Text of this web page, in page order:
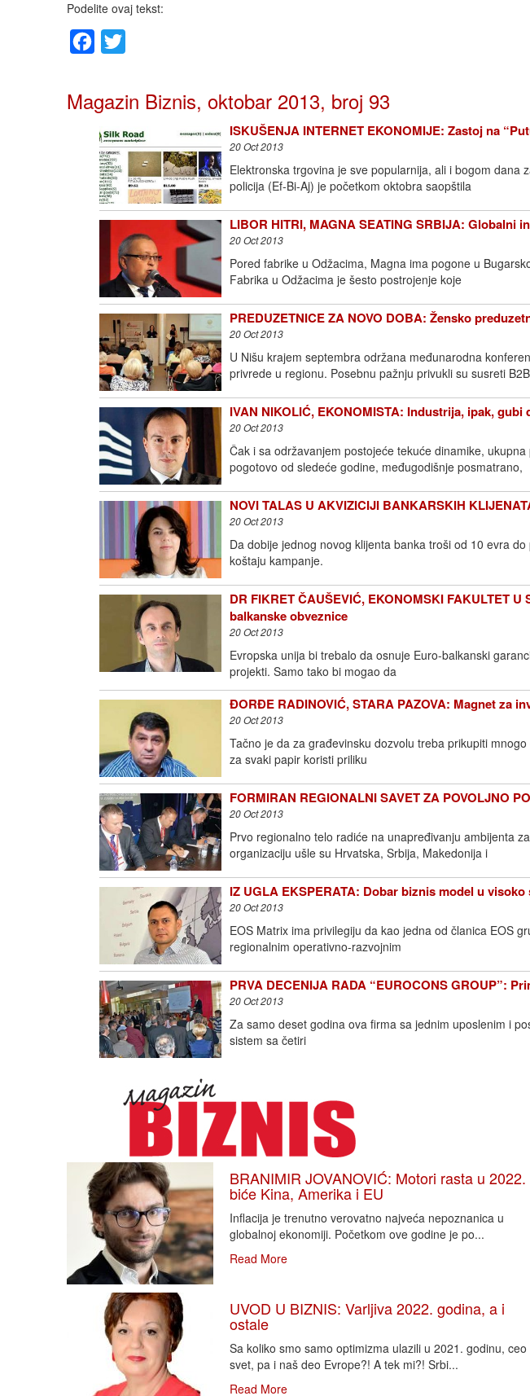
Podelite ovaj tekst:
Facebook
Magazin Biznis, oktobar 2013, broj 93
ISKUŠENJA INTERNET EKONOMIJE: Zastoj na
20 Oct 2013
Elektronska trgovina je sve popularnija, ali i bogom dana
policija (Ef-Bi-Aj) je početkom oktobra saopštila
LIBOR HITRI, MAGNA SEATING SRBIJA: Globalni
20 Oct 2013
Pored fabrike u Odžacima, Magna ima pogone u
Fabrika u Odžacima je šesto postrojenje koje
PREDUZETNICE ZA NOVO DOBA: Žensko
20 Oct 2013
U Nišu krajem septembra održana međunarodna
privrede u regionu. Posebnu pažnju privukli su susreti
IVAN NIKOLIĆ, EKONOMISTA: Industrija, ipak, gubi
20 Oct 2013
Čak i sa održavanjem postojeće tekuće dinamike,
pogotovo od sledeće godine, međugodišnje posmatrano,
NOVI TALAS U AKVIZICIJI BANKARSKIH
20 Oct 2013
Da dobije jednog novog klijenta banka troši od 10 evra
koštaju kampanje.
DR FIKRET ČAUŠEVIĆ, EKONOMSKI FAKULTET
balkanske obveznice
20 Oct 2013
Evropska unija bi trebalo da osnuje Euro-balkanski
projekti. Samo tako bi mogao da
ĐORĐE RADINOVIĆ, STARA PAZOVA: Magnet za
20 Oct 2013
Tačno je da za građevinsku dozvolu treba prikupiti
za svaki papir koristi priliku
FORMIRAN REGIONALNI SAVET ZA POVOLJNO
20 Oct 2013
Prvo regionalno telo radiće na unapređivanju ambijenta
organizaciju ušle su Hrvatska, Srbija, Makedonija i
IZ UGLA EKSPERATA: Dobar biznis model u
20 Oct 2013
EOS Matrix ima privilegiju da kao jedna od članica EOS
regionalnim operativno-razvojnim
PRVA DECENIJA RADA “EUROCONS GROUP”:
20 Oct 2013
Za samo deset godina ova firma sa jednim uposlenim i
sistem sa četiri
BRANIMIR JOVANOVIĆ: Motori rasta u 2022.
biće Kina, Amerika i EU
Inflacija je trenutno verovatno najveća nepoznanica u
globalnoj ekonomiji. Početkom ove godine je po...
Read More
UVOD U BIZNIS: Varljiva 2022. godina, a i
ostale
Sa koliko smo samo optimizma ulazili u 2021. godinu, ceo
svet, pa i naš deo Evrope?! A tek mi?! Srbi...
Read More